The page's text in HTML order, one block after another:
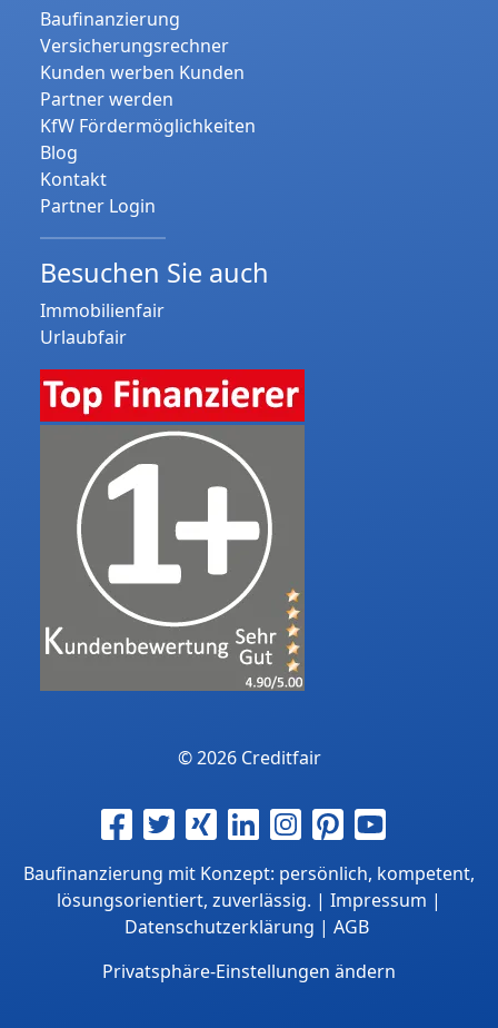
Baufinanzierung
Versicherungsrechner
Kunden werben Kunden
Partner werden
KfW Fördermöglichkeiten
Blog
Kontakt
Partner Login
Besuchen Sie auch
Immobilienfair
Urlaubfair
© 2026 Creditfair
Baufinanzierung mit Konzept: persönlich, kompetent,
lösungsorientiert, zuverlässig. | Impressum |
Datenschutzerklärung | AGB
Privatsphäre-Einstellungen ändern